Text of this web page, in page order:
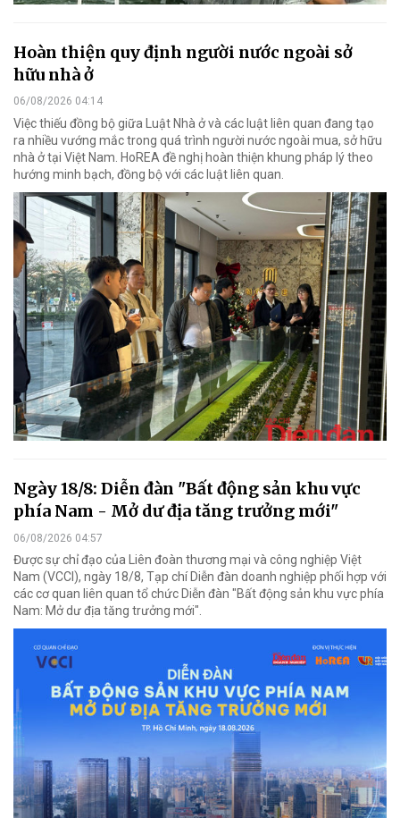
Hoàn thiện quy định người nước ngoài sở
hữu nhà ở
06/08/2026 04:14
Việc thiếu đồng bộ giữa Luật Nhà ở và các luật liên quan đang tạo
ra nhiều vướng mắc trong quá trình người nước ngoài mua, sở hữu
nhà ở tại Việt Nam. HoREA đề nghị hoàn thiện khung pháp lý theo
hướng minh bạch, đồng bộ với các luật liên quan.
Ngày 18/8: Diễn đàn "Bất động sản khu vực
phía Nam - Mở dư địa tăng trưởng mới"
06/08/2026 04:57
Được sự chỉ đạo của Liên đoàn thương mại và công nghiệp Việt
Nam (VCCI), ngày 18/8, Tạp chí Diễn đàn doanh nghiệp phối hợp với
các cơ quan liên quan tổ chức Diễn đàn "Bất động sản khu vực phía
Nam: Mở dư địa tăng trưởng mới".